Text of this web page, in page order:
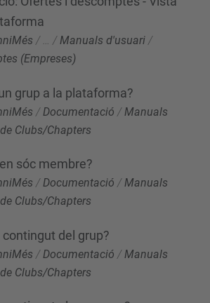
/ … /Manuals d'usuari /
(Empreses)
grup a la plataforma?
/ Documentació / Manuals
Clubs/Chapters
sóc membre?
/Documentació /Manuals
Clubs/Chapters
del grup?
/ Documentació / Manuals
Clubs/Chapters